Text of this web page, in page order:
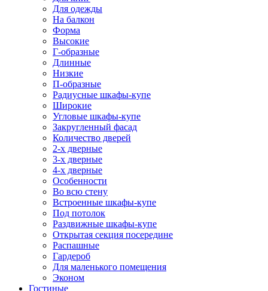
Для одежды
На балкон
Форма
Высокие
Г-образные
Длинные
Низкие
П-образные
Радиусные шкафы-купе
Широкие
Угловые шкафы-купе
Закругленный фасад
Количество дверей
2-х дверные
3-х дверные
4-х дверные
Особенности
Во всю стену
Встроенные шкафы-купе
Под потолок
Раздвижные шкафы-купе
Открытая секция посередине
Распашные
Гардероб
Для маленького помещения
Эконом
Гостиные